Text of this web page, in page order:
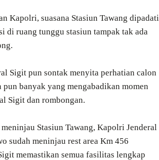
Kapolri, suasana Stasiun Tawang dipadati
di ruang tunggu stasiun tampak tak ada
Sigit pun sontak menyita perhatian calon
pun banyak yang mengabadikan momen
Sigit dan rombongan.
Stasiun Tawang, Kapolri Jenderal
sudah meninjau rest area Km 456
memastikan semua fasilitas lengkap